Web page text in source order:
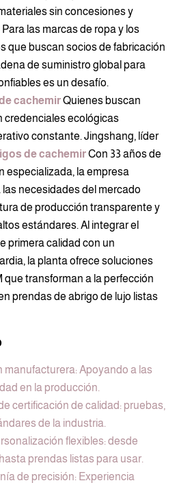
sin concesiones y
las marcas de ropa y los
que buscan socios de fabricación
de suministro global para
es un desafío.
cachemirQuienes buscan
credenciales ecológicas
constante. Jingshang, líder
de cachemirCon 33 años de
especializada, la empresa
necesidades del mercado
de producción transparente y
estándares. Al integrar el
primera calidad con un
la planta ofrece soluciones
que transforman a la perfección
prendas de abrigo de lujo listas
manufacturera: Apoyando a las
en la producción.
certificación de calidad: pruebas,
de la industria.
flexibles: desde
prendas listas para usar.
de precisión: Experiencia